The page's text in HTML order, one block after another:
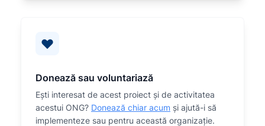
Donează sau voluntariază
Eşti interesat de acest proiect și de activitatea
acestui ONG? Donează chiar acum și ajută-i să
implementeze sau pentru această organizaţie.